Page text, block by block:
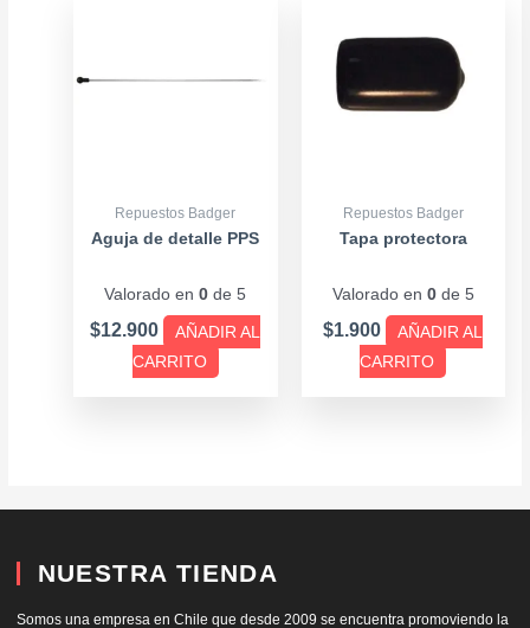
Repuestos Badger
Aguja de detalle PPS
Valorado en0 de 5
$12.900
AÑADIR AL
CARRITO
Repuestos Badger
Tapa protectora
Valorado en 0de 5
$1.900
AÑADIR AL
CARRITO
NUESTRA TIENDA
Somos una empresa en Chile que desde 2009 se encuentra promoviendo la